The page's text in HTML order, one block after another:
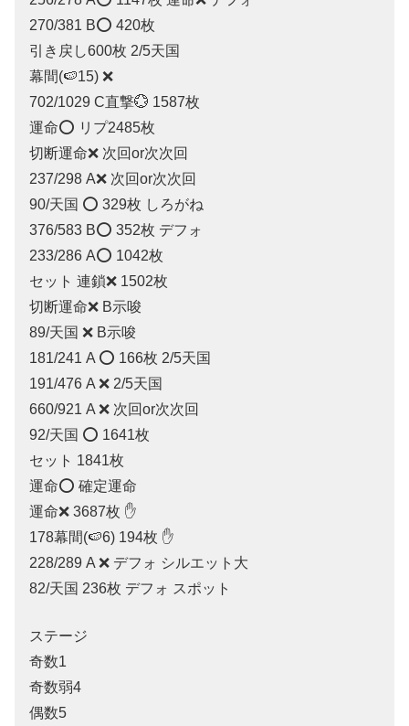
270/381 B⭕️ 420枚
引き戻し600枚 2/5天国
幕間(🍉15) ❌
702/1029 C直撃💮 1587枚
運命⭕️ リプ2485枚
切断運命❌ 次回or次次回
237/298 A❌ 次回or次次回
90/天国 ⭕️ 329枚 しろがね
376/583 B⭕️ 352枚 デフォ
233/286 A⭕️ 1042枚
セット 連鎖❌ 1502枚
切断運命❌ B示唆
89/天国 ❌ B示唆
181/241 A ⭕️ 166枚 2/5天国
191/476 A ❌ 2/5天国
660/921 A ❌ 次回or次次回
92/天国 ⭕️ 1641枚
セット 1841枚
運命⭕️ 確定運命
運命❌ 3687枚 ✋
178幕間(🍉6) 194枚 ✋
228/289 A ❌ デフォ シルエット大
82/天国 236枚 デフォ スポット
ステージ
奇数1
奇数弱4
偶数5